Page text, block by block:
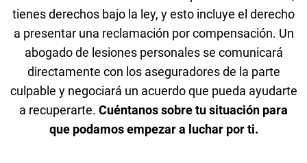
tienes derechos bajo la ley, y esto incluye el derecho
a presentar una reclamación por compensación. Un
abogado de lesiones personales se comunicará
directamente con los aseguradores de la parte
culpable y negociará un acuerdo que pueda ayudarte
a recuperarte. Cuéntanos sobre tu situación para
que podamos empezar a luchar por ti.